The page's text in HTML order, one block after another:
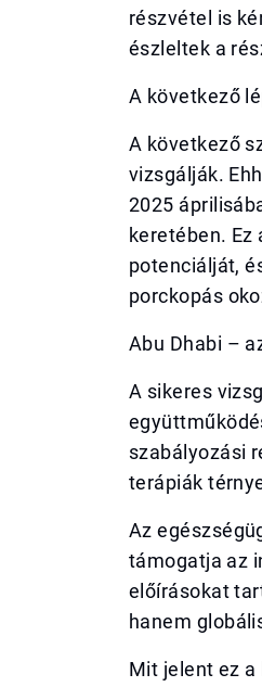
részvétel is
észleltek a
A következő
A következő
vizsgálják.
2025
keretében.
potenciálját,
porckopás
Abu Dhabi –
A sikeres
szabályozási
terápiák
Az
támogatja az
előírásokat
hanem
Mit jelent ez a